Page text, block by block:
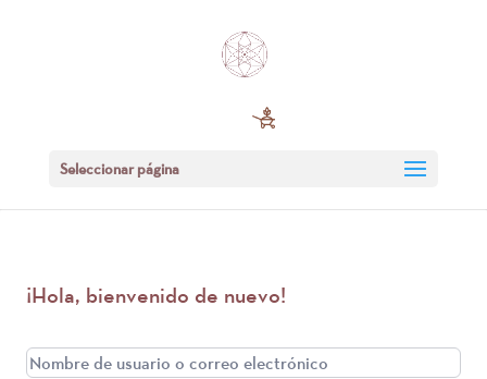
Seleccionar página
¡Hola, bienvenido de nuevo!